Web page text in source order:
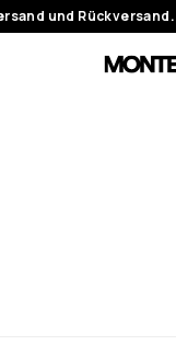
und Rückversand.